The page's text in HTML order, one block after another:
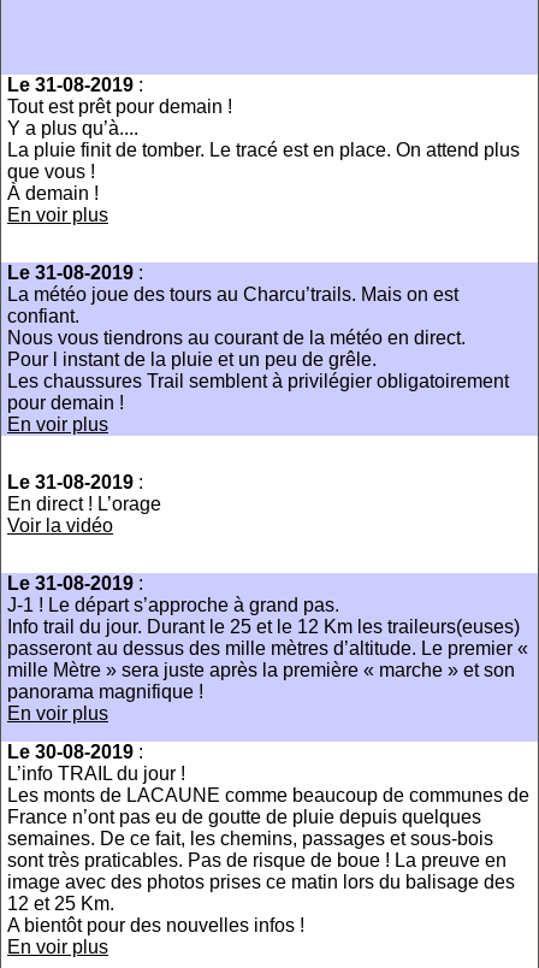
Le 31-08-2019 :
Tout est prêt pour demain !
Y a plus qu’à....
La pluie finit de tomber. Le tracé est en place. On attend plus
que vous !
À demain !
En voir plus
Le 31-08-2019 :
La météo joue des tours au Charcu’trails. Mais on est
confiant.
Nous vous tiendrons au courant de la météo en direct.
Pour l instant de la pluie et un peu de grêle.
Les chaussures Trail semblent à privilégier obligatoirement
pour demain !
En voir plus
Le 31-08-2019 :
En direct ! L’orage
Voir la vidéo
Le 31-08-2019 :
J-1 ! Le départ s’approche à grand pas.
Info trail du jour. Durant le 25 et le 12 Km les traileurs(euses)
passeront au dessus des mille mètres d’altitude. Le premier «
mille Mètre » sera juste après la première « marche » et son
panorama magnifique !
En voir plus
Le 30-08-2019 :
L’info TRAIL du jour !
Les monts de LACAUNE comme beaucoup de communes de
France n’ont pas eu de goutte de pluie depuis quelques
semaines. De ce fait, les chemins, passages et sous-bois
sont très praticables. Pas de risque de boue ! La preuve en
image avec des photos prises ce matin lors du balisage des
12 et 25 Km.
A bientôt pour des nouvelles infos !
En voir plus